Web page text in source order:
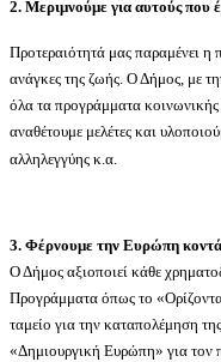
2. Μεριμνούμε για αυτούς που
Προτεραιότητά μας παραμένει η
ανάγκες της ζωής. Ο Δήμος, με
όλα τα προγράμματα κοινωνικής
αναθέτουμε μελέτες και
αλληλεγγύης κ.α.
3. Φέρνουμε την Ευρώπη
Ο Δήμος αξιοποιεί κάθε
Προγράμματα όπως το
ταμείο για την καταπολέμηση
«Δημιουργική Ευρώπη» για τον